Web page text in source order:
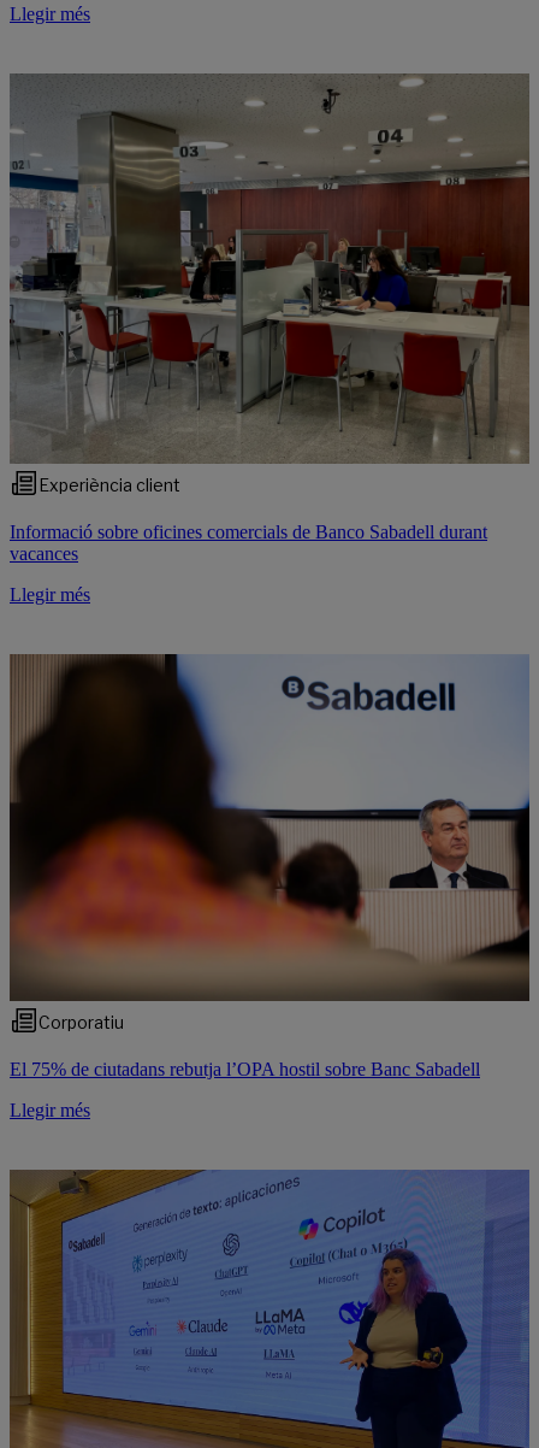
Llegir més
Experiència client
Informació sobre oficines comercials de Banco Sabadell durant
vacances
Llegir més
Corporatiu
El 75% de ciutadans rebutja l’OPA hostil sobre Banc Sabadell
Llegir més